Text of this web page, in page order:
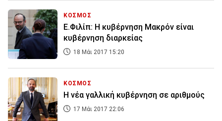
ΚΟΣΜΟΣ
Ε.Φιλίπ: Η κυβέρνηση Μακρόν είναι
κυβέρνηση διαρκείας
18 Μάι 2017 15:20
ΚΟΣΜΟΣ
Η νέα γαλλική κυβέρνηση σε αριθμούς
17 Μάι 2017 22:06